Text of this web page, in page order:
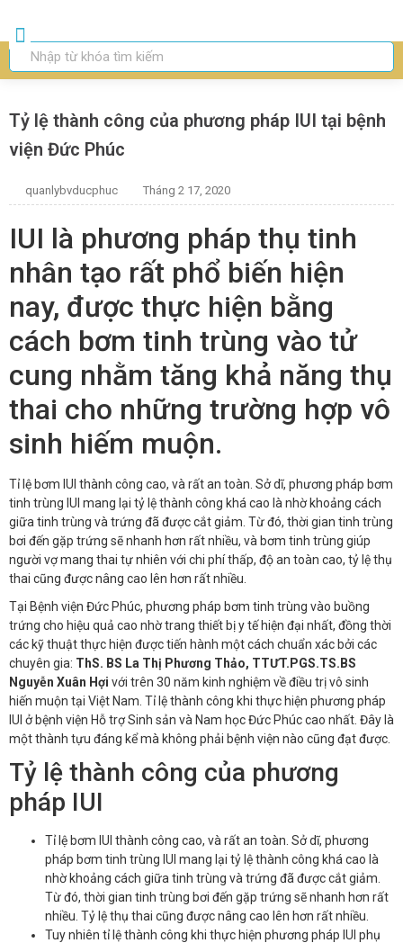
Tỷ lệ thành công của phương pháp IUI tại bệnh
viện Đức Phúc
quanlybvducphuc Tháng 2 17, 2020
IUI là phương pháp thụ tinh
nhân tạo rất phổ biến hiện
nay, được thực hiện bằng
cách bơm tinh trùng vào tử
cung nhằm tăng khả năng thụ
thai cho những trường hợp vô
sinh hiếm muộn.
Tỉ lệ bơm IUI thành công cao, và rất an toàn. Sở dĩ, phương pháp bơm
tinh trùng IUI mang lại tỷ lệ thành công khá cao là nhờ khoảng cách
giữa tinh trùng và trứng đã được cắt giảm. Từ đó, thời gian tinh trùng
bơi đến gặp trứng sẽ nhanh hơn rất nhiều, và bơm tinh trùng giúp
người vợ mang thai tự nhiên với chi phí thấp, độ an toàn cao, tỷ lệ thụ
thai cũng được nâng cao lên hơn rất nhiều.
Tại Bệnh viện Đức Phúc, phương pháp bơm tinh trùng vào buồng
trứng cho hiệu quả cao nhờ trang thiết bị y tế hiện đại nhất, đồng thời
các kỹ thuật thực hiện được tiến hành một cách chuẩn xác bởi các
chuyên gia: ThS. BS La Thị Phương Thảo, TTƯT.PGS.TS.BS
Nguyễn Xuân Hợi với trên 30 năm kinh nghiệm về điều trị vô sinh
hiến muộn tại Việt Nam. Tỉ lệ thành công khi thực hiện phương pháp
IUI ở bệnh viện Hỗ trợ Sinh sản và Nam học Đức Phúc cao nhất. Đây là
một thành tựu đáng kể mà không phải bệnh viện nào cũng đạt được.
Tỷ lệ thành công của phương
pháp IUI
Tỉ lệ bơm IUI thành công cao, và rất an toàn. Sở dĩ, phương
pháp bơm tinh trùng IUI mang lại tỷ lệ thành công khá cao là
nhờ khoảng cách giữa tinh trùng và trứng đã được cắt giảm.
Từ đó, thời gian tinh trùng bơi đến gặp trứng sẽ nhanh hơn rất
nhiều. Tỷ lệ thụ thai cũng được nâng cao lên hơn rất nhiều.
Tuy nhiên tỉ lệ thành công khi thực hiện phương pháp IUI phụ